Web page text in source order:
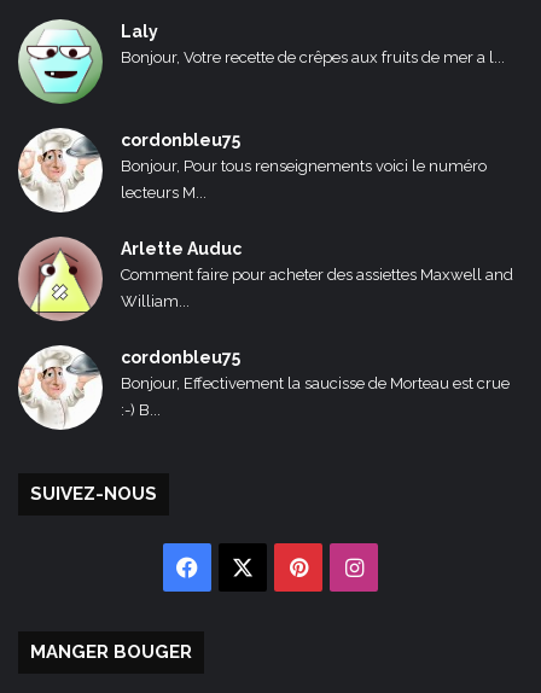
Laly
Bonjour, Votre recette de crêpes aux fruits de mer a l...
cordonbleu75
Bonjour, Pour tous renseignements voici le numéro
lecteurs M...
Arlette Auduc
Comment faire pour acheter des assiettes Maxwell and
William...
cordonbleu75
Bonjour, Effectivement la saucisse de Morteau est crue
:-) B...
SUIVEZ-NOUS
Facebook PinterestInstagram
MANGER BOUGER